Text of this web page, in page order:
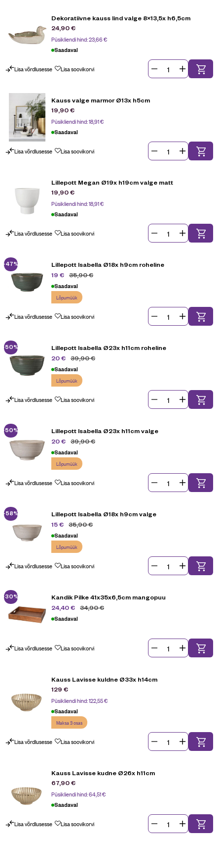
Dekoratiivne kauss lind valge 8×13,5x h6,5cm
24,90€
Püsikliendi hind:23,66€
Saadaval
Lisa võrdlusesse Lisa soovikorvi
Kauss valge marmor Ø13x h5cm
19,90€
Püsikliendi hind:18,91€
Saadaval
Lisa võrdlusesse Lisa soovikorvi
Lillepott Megan Ø19x h19cm valge matt
19,90€
Püsikliendi hind:18,91€
Saadaval
Lisa võrdlusesse Lisa soovikorvi
-47%
Lillepott Isabella Ø18x h9cm roheline
35,90€
19 €
Saadaval
Lõpumüük
Lisa võrdlusesse Lisa soovikorvi
-50%
Lillepott Isabella Ø23x h11cm roheline
39,90€
20€
Saadaval
Lõpumüük
Lisa võrdlusesse Lisa soovikorvi
-50%
Lillepott Isabella Ø23x h11cm valge
39,90€
20€
Saadaval
Lõpumüük
Lisa võrdlusesse Lisa soovikorvi
-58%
Lillepott Isabella Ø18x h9cm valge
35,90€
15€
Saadaval
Lõpumüük
Lisa võrdlusesse Lisa soovikorvi
-30%
Kandik Pilke 41x35x6,5cm mangopuu
34,90€
24,40€
Saadaval
Lisa võrdlusesse Lisa soovikorvi
Kauss Lavisse kuldne Ø33x h14cm
129 €
Püsikliendi hind:122,55€
Saadaval
Maksa 3 osas
Lisa võrdlusesse Lisa soovikorvi
Kauss Lavisse kudne Ø26x h11cm
67,90€
Püsikliendi hind:64,51€
Saadaval
Lisa võrdlusesse Lisa soovikorvi